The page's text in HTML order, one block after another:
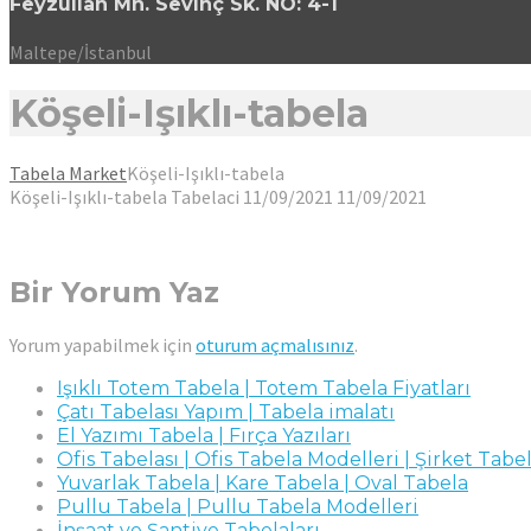
Maltepe/İstanbul
Köşeli-Işıklı-tabela
Tabela MarketKöşeli-Işıklı-tabela
Köşeli-Işıklı-tabela Tabelaci 11/09/2021 11/09/2021
Bir Yorum Yaz
Yorum yapabilmek için oturum açmalısınız.
Işıklı Totem Tabela | Totem Tabela Fiyatları
Çatı Tabelası Yapım | Tabela imalatı
El Yazımı Tabela | Fırça Yazıları
Ofis Tabelası | Ofis Tabela Modelleri | Şirket
Yuvarlak Tabela | Kare Tabela | Oval Tabela
Pullu Tabela | Pullu Tabela Modelleri